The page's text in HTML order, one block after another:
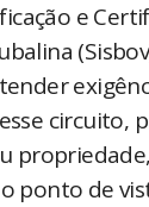
e
circuito,
ponto de